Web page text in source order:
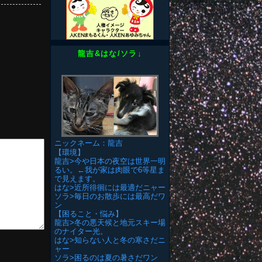
龍吉&はな/ソラ↓
ニックネーム：龍吉
【環境】
龍吉>今や日本の夜空は世界一明
るい。←我が家は肉眼で6等星ま
で見えます。
はな>近所徘徊には最適だニャー
ソラ>毎日のお散歩には最高だワ
ン
【困ること・悩み】
龍吉>冬の悪天候と地元スキー場
のナイター光。
はな>知らない人と冬の寒さだニ
ャー
ソラ>困るのは夏の暑さだワン